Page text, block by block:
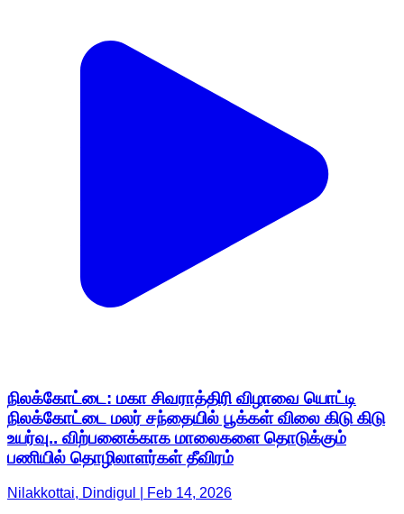
நிலக்கோட்டை: மகா சிவராத்திரி விழாவை யொட்டி
நிலக்கோட்டை மலர் சந்தையில் பூக்கள் விலை கிடு கிடு
உயர்வு.. விற்பனைக்காக மாலைகளை தொடுக்கும்
பணியில் தொழிலாளர்கள் தீவிரம்
Nilakkottai, Dindigul | Feb 14, 2026